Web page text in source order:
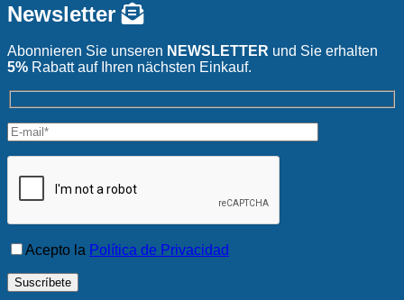
Newsletter
Abonnieren Sie unseren NEWSLETTER und Sie erhalten
5% Rabatt auf Ihren nächsten Einkauf.
Acepto la Política de Privacidad